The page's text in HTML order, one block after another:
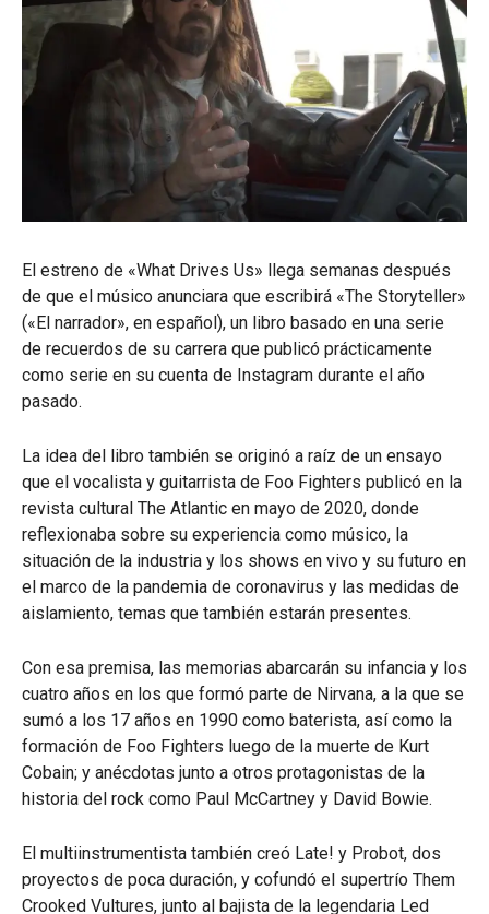
El estreno de «What Drives Us» llega semanas después
de que el músico anunciara que escribirá «The Storyteller»
(«El narrador», en español), un libro basado en una serie
de recuerdos de su carrera que publicó prácticamente
como serie en su cuenta de Instagram durante el año
pasado.
La idea del libro también se originó a raíz de un ensayo
que el vocalista y guitarrista de Foo Fighters publicó en la
revista cultural The Atlantic en mayo de 2020, donde
reflexionaba sobre su experiencia como músico, la
situación de la industria y los shows en vivo y su futuro en
el marco de la pandemia de coronavirus y las medidas de
aislamiento, temas que también estarán presentes.
Con esa premisa, las memorias abarcarán su infancia y los
cuatro años en los que formó parte de Nirvana, a la que se
sumó a los 17 años en 1990 como baterista, así como la
formación de Foo Fighters luego de la muerte de Kurt
Cobain; y anécdotas junto a otros protagonistas de la
historia del rock como Paul McCartney y David Bowie.
El multiinstrumentista también creó Late! y Probot, dos
proyectos de poca duración, y cofundó el supertrío Them
Crooked Vultures, junto al bajista de la legendaria Led